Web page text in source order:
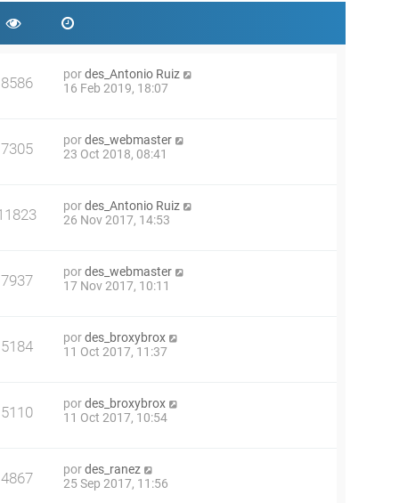
8586 pordes_Antonio Ruiz
16 Feb 2019, 18:07
7305 pordes_webmaster
23 Oct 2018, 08:41
pordes_Antonio Ruiz
26 Nov 2017, 14:53
7937 pordes_webmaster
17 Nov 2017, 10:11
5184 pordes_broxybrox
11 Oct 2017, 11:37
5110 pordes_broxybrox
11 Oct 2017, 10:54
4867 pordes_ranez
25 Sep 2017, 11:56